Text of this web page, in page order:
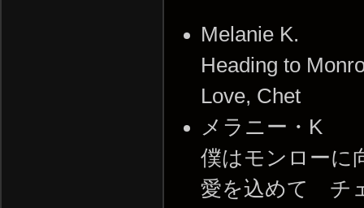
Melanie K.
Heading to
Love, Chet
メラニー・K
僕はモンローに
愛を込めて チ